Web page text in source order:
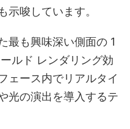
示唆しています。
最も興味深い側面の 1
ルド レンダリング効
ェース内でリアルタイ
光の演出を導入するテ